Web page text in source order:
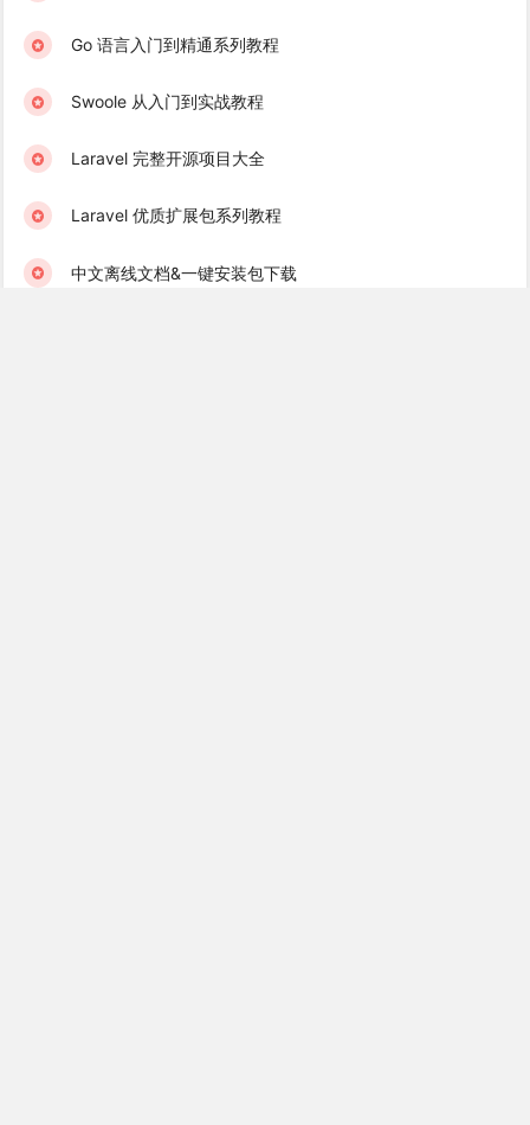
Go 语言入门到精通系列教程
Swoole 从入门到实战教程
Laravel 完整开源项目大全
Laravel 优质扩展包系列教程
中文离线文档&一键安装包下载